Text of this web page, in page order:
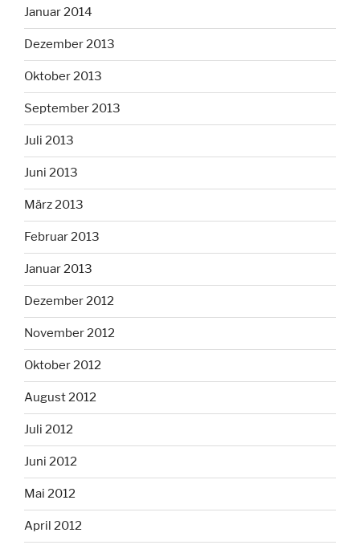
Januar 2014
Dezember 2013
Oktober 2013
September 2013
Juli 2013
Juni 2013
März 2013
Februar 2013
Januar 2013
Dezember 2012
November 2012
Oktober 2012
August 2012
Juli 2012
Juni 2012
Mai 2012
April 2012